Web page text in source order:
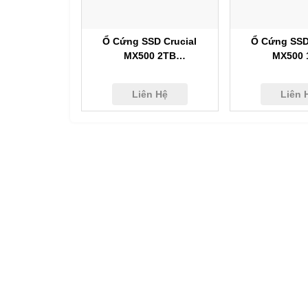
Ổ Cứng SSD Crucial
MX500 2TB
Liên Hệ
Xem nhanh
Ổ Cứng
MX500
Liên
Xem